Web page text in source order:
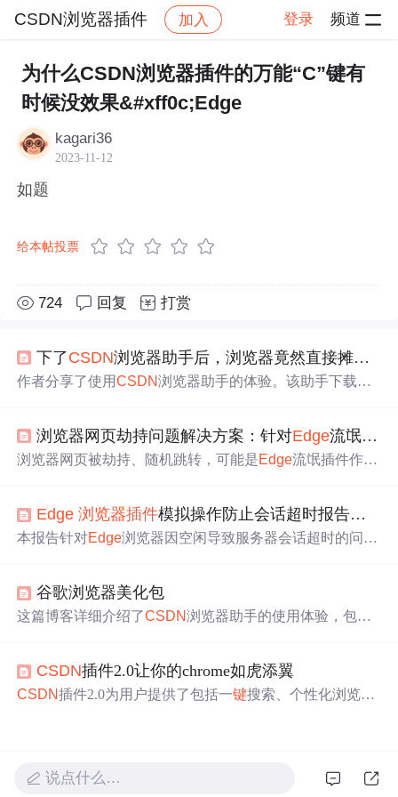
CSDN浏览器插件 加入 登录 频道
社区 CSDN浏览器插件 ☏ 互动/吐槽 帖子详情
为什么CSDN浏览器插件的万能“C”键有
时候没效果&#xff0c;Edge
kagari36
2023-11-12
如题
给本帖投票
724 回复 打赏
下了CSDN浏览器助手后，浏览器竟然直接摊牌了，不装了！
作者分享了使用CSDN浏览器助手的体验。该助手下载安
过也存在一些问题，如计算器功能缺少可视化界面、c键翻
译框显示不全、窗口缩小问题等。
浏览器网页劫持问题解决方案：针对Edge流氓插件
浏览器网页被劫持、随机跳转，可能是Edge流氓插件作
准定位并删除相关文件和注册表项。不推荐火绒安全等工
具及手动删除。还给出了后续检查和预防措施。
Edge 浏览器插件模拟操作防止会话超时报告，
本报告针对Edge浏览器因空闲导致服务器会话超时的问
pt在浏览器沙箱内模拟鼠标移动/点击等事件，兼容服务器
端时间戳校验与客户端DOM事件监听，支持自定义间隔
谷歌浏览器美化包
这篇博客详细介绍了CSDN浏览器助手的使用体验，包括
面和实用的特性赢得了作者的喜爱，体积小、速度快且永
久免广告，是提高工作效率的好帮手。
CSDN插件2.0让你的chrome如虎添翼
CSDN插件2.0为用户提供了包括一键搜索、个性化浏览器
说点什么…